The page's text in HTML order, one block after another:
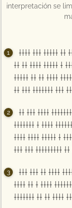
interpretación se
†††† ††† ††††† ††
†† †† †††† ††††† †
††††† †† †† ††††
†† ††† ††††††† †††
†† ††† ††††
††††††† † ††††
†††† †††† ††††† †
††† ††† †††††††††
††† ††† †† ††††
†††† †† † ††††
††††††† †† †† ††††